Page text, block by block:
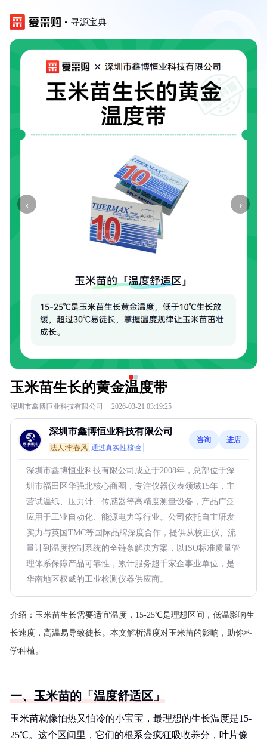
寻源宝典
‹ ›
玉米苗生长的黄金温度带
深圳市鑫博恒业科技有限公司 · 2026-03-21 03:19:25
深圳市鑫博恒业科技有限公司
法人:李春风 通过真实性核验
咨询 进店
深圳市鑫博恒业科技有限公司成立于2008年，总部位于深
圳市福田区华强北核心商圈，专注仪器仪表领域15年，主
营试温纸、压力计、传感器等高精度测量设备，产品广泛
应用于工业自动化、能源电力等行业。公司依托自主研发
实力与英国TMC等国际品牌深度合作，提供从校正仪、流
量计到温度控制系统的全链条解决方案，以ISO标准质量管
理体系保障产品可靠性，累计服务超千家企事业单位，是
华南地区权威的工业检测仪器供应商。
介绍： 玉米苗生长需要适宜温度，15-25℃是理想区间，低温影响生
长速度，高温易导致徒长。本文解析温度对玉米苗的影响，助你科
学种植。
一、玉米苗的「温度舒适区」
玉米苗就像怕热又怕冷的小宝宝，最理想的生长温度是15-
25℃。这个区间里，它们的根系会疯狂吸收养分，叶片像